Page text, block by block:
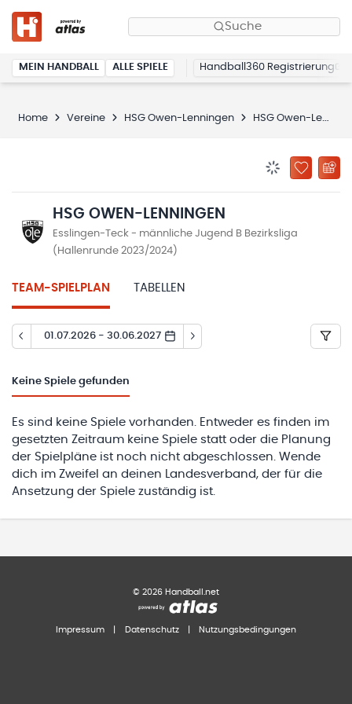
Suche
MEIN HANDBALL ALLE SPIELE Handball360 Registrierung
Home Vereine HSG Owen-Lenningen HSG Owen-Lenningen
ZU
HSG OWEN-LENNINGEN
Esslingen-Teck - männliche Jugend B Bezirksliga
(Hallenrunde 2023/2024)
TEAM-SPIELPLAN TABELLEN
01.07.2026 - 30.06.2027
Keine Spiele gefunden
Es sind keine Spiele vorhanden. Entweder es finden im
gesetzten Zeitraum keine Spiele statt oder die Planung
der Spielpläne ist noch nicht abgeschlossen. Wende
dich im Zweifel an deinen Landesverband, der für die
Ansetzung der Spiele zuständig ist.
© 2026 Handball.net
Impressum Datenschutz Nutzungsbedingungen